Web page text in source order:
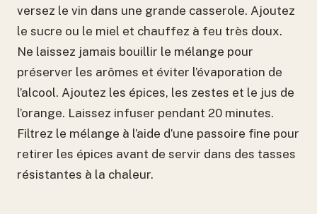
versez le vin dans une grande casserole. Ajoutez
le sucre ou le miel et chauffez à feu très doux.
Ne laissez jamais bouillir le mélange pour
préserver les arômes et éviter l’évaporation de
l’alcool. Ajoutez les épices, les zestes et le jus de
l’orange. Laissez infuser pendant 20 minutes.
Filtrez le mélange à l’aide d’une passoire fine pour
retirer les épices avant de servir dans des tasses
résistantes à la chaleur.